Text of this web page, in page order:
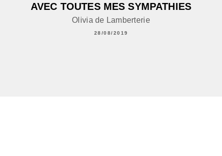
AVEC TOUTES MES SYMPATHIES
Olivia de Lamberterie
28/08/2019